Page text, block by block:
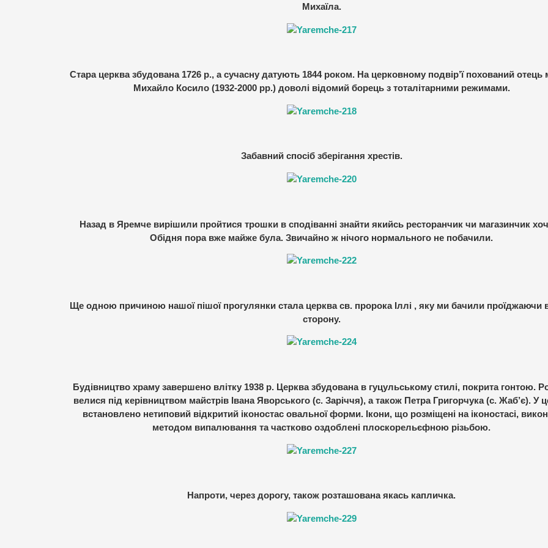
Михаїла.
Стара церква збудована 1726 р., а сучасну датують 1844 роком. На церковному подвір’ї похований отець
Михайло Косило (1932-2000 рр.) доволі відомий борець з тоталітарними режимами.
Забавний спосіб зберігання хрестів.
Назад в Яремче вирішили пройтися трошки в сподіванні знайти якийсь ресторанчик чи магазинчик
Обідня пора вже майже була. Звичайно ж нічого нормального не побачили.
Ще одною причиною нашої пішої прогулянки стала церква св. пророка Іллі , яку ми бачили проїджаючи
сторону.
Будівництво храму завершено влітку 1938 р. Церква збудована в гуцульському стилі, покрита гонтою.
велися під керівництвом майстрів Івана Яворського (с. Заріччя), а також Петра Григорчука (с. Жаб’є). У
встановлено нетиповий відкритий іконостас овальної форми. Ікони, що розміщені на іконостасі,
методом випалювання та частково оздоблені плоскорельєфною різьбою.
Напроти, через дорогу, також розташована якась капличка.